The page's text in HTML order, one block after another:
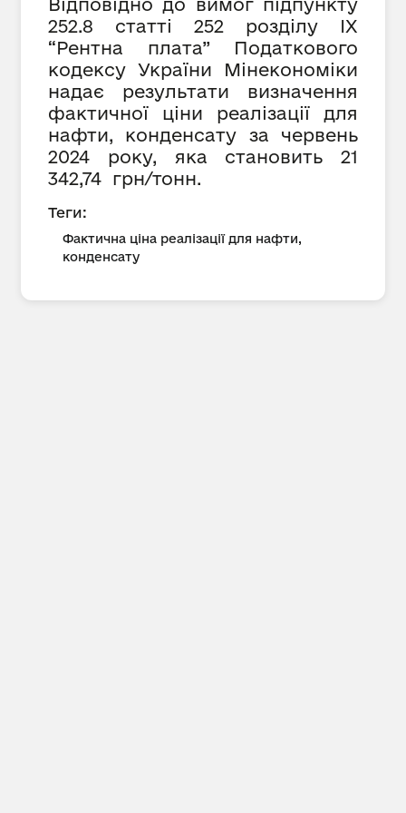
252.8 статті 252 розділу IX
“Рентна плата” Податкового
кодексу України Мінекономіки
надає результати визначення
фактичної ціни реалізації для
нафти, конденсату за червень
2024 року, яка становить 21
342,74 грн/тонн.
Теги:
Фактична ціна реалізації для нафти,
конденсату